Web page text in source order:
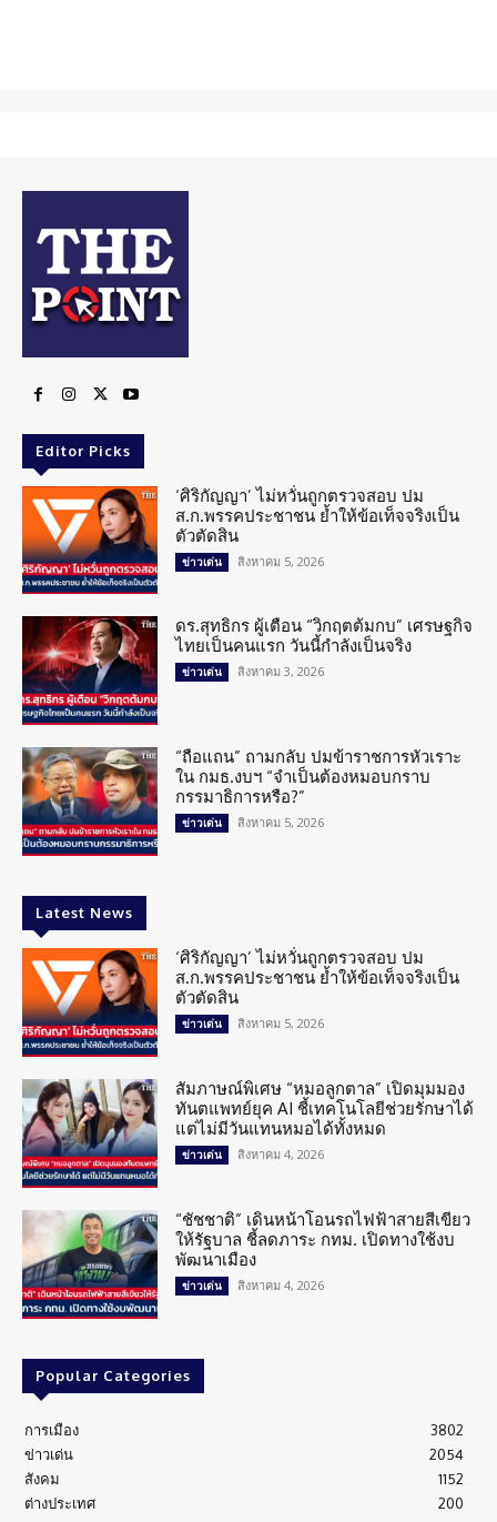
Editor Picks
‘ศิริกัญญา’ ไม่หวั่นถูกตรวจสอบ ปม
ส.ก.พรรคประชาชน ย้ำให้ข้อเท็จจริงเป็น
ตัวตัดสิน
ข่าวเด่น สิงหาคม 5, 2026
ดร.สุทธิกร ผู้เตือน “วิกฤตต้มกบ” เศรษฐกิจ
ไทยเป็นคนแรก วันนี้กำลังเป็นจริง
ข่าวเด่น สิงหาคม 3, 2026
“ถือแถน” ถามกลับ ปมข้าราชการหัวเราะ
ใน กมธ.งบฯ “จำเป็นต้องหมอบกราบ
กรรมาธิการหรือ?”
ข่าวเด่น สิงหาคม 5, 2026
Latest News
‘ศิริกัญญา’ ไม่หวั่นถูกตรวจสอบ ปม
ส.ก.พรรคประชาชน ย้ำให้ข้อเท็จจริงเป็น
ตัวตัดสิน
ข่าวเด่น สิงหาคม 5, 2026
สัมภาษณ์พิเศษ “หมอลูกตาล” เปิดมุมมอง
ทันตแพทย์ยุค AI ชี้เทคโนโลยีช่วยรักษาได้
แต่ไม่มีวันแทนหมอได้ทั้งหมด
ข่าวเด่น สิงหาคม 4, 2026
“ชัชชาติ” เดินหน้าโอนรถไฟฟ้าสายสีเขียว
ให้รัฐบาล ชี้ลดภาระ กทม. เปิดทางใช้งบ
พัฒนาเมือง
ข่าวเด่น สิงหาคม 4, 2026
Popular Categories
การเมือง
3802
ข่าวเด่น
2054
สังคม
1152
ต่างประเทศ
200